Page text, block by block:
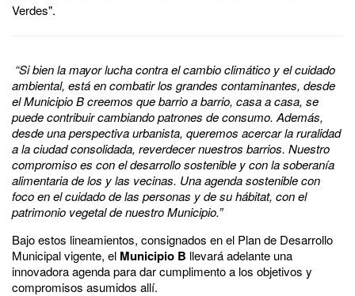
Verdes".
“Si bien la mayor lucha contra el cambio climático y el cuidado
ambiental, está en combatir los grandes contaminantes, desde
el Municipio B creemos que barrio a barrio, casa a casa, se
puede contribuir cambiando patrones de consumo. Además,
desde una perspectiva urbanista, queremos acercar la ruralidad
a la ciudad consolidada, reverdecer nuestros barrios. Nuestro
compromiso es con el desarrollo sostenible y con la soberanía
alimentaria de los y las vecinas. Una agenda sostenible con
foco en el cuidado de las personas y de su hábitat, con el
patrimonio vegetal de nuestro Municipio.”
Bajo estos lineamientos, consignados en el Plan de Desarrollo
Municipal vigente, el Municipio B llevará adelante una
innovadora agenda para dar cumplimento a los objetivos y
compromisos asumidos allí.